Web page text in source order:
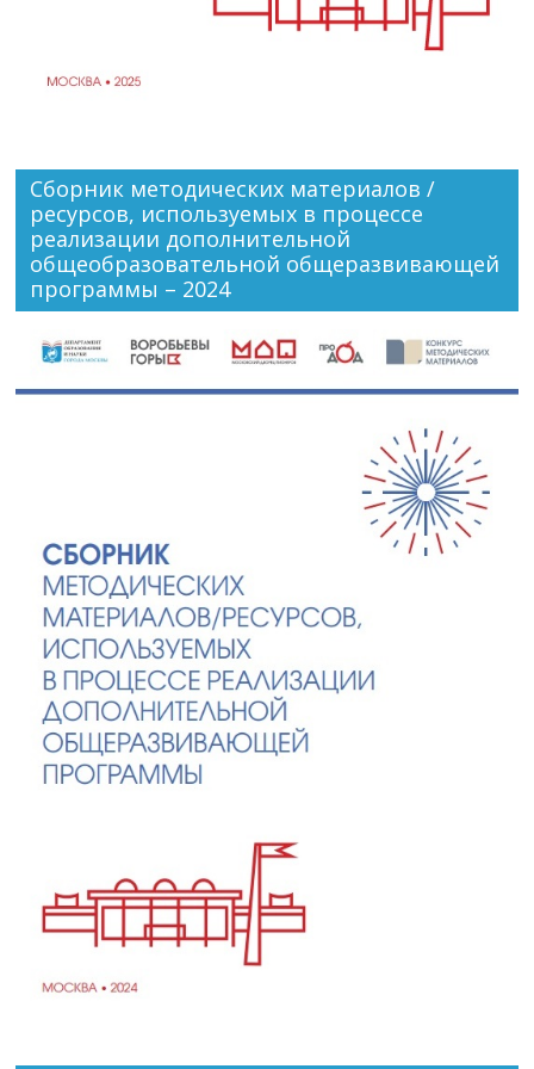
Сборник методических материалов /
ресурсов, используемых в процессе
реализации дополнительной
общеобразовательной общеразвивающей
программы – 2024